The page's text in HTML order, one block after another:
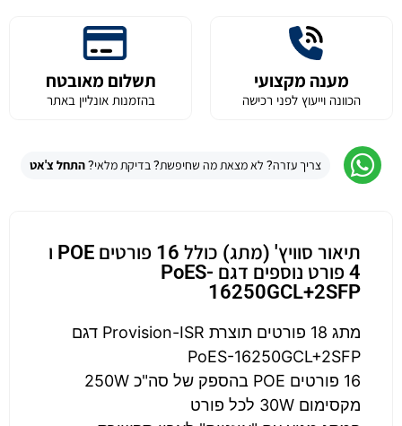
מענה מקצועי
הכוונה וייעוץ לפני רכישה
תשלום מאובטח
בהזמנות אונליין באתר
צריך עזרה? לא מצאת מה שחיפשת? בדיקת מלאי?התחל צ'אט
תיאור סוויץ' (מתג) כולל 16 פורטים POE ו
4 פורט נוספים דגם PoES-
16250GCL+2SFP
מתג 18 פורטים תוצרת Provision-ISR דגם
PoES-16250GCL+2SFP
16 פורטים POE בהספק של סה"כ 250W
מקסימום 30W לכל פורט